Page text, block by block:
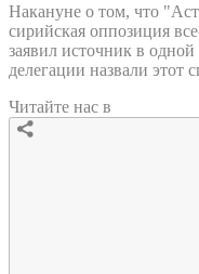
Накануне о том, что
сирийская оппозиция
заявил источник в
делегации назвали этот
Читайте нас в